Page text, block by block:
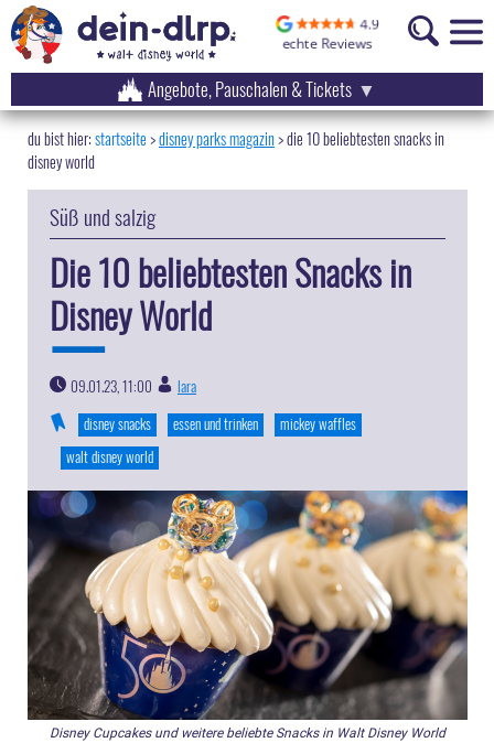
Angebote, Pauschalen & Tickets
startseite disney parks magazin>die 10 beliebtesten snacks in
disney world
Süß und salzig
Die 10 beliebtesten Snacks in
Disney World
09.01.23, 11:00
lara
disney snacks
essen und trinken
mickey waffles
walt disney world
Disney Cupcakes und weitere beliebte Snacks in Walt Disney World